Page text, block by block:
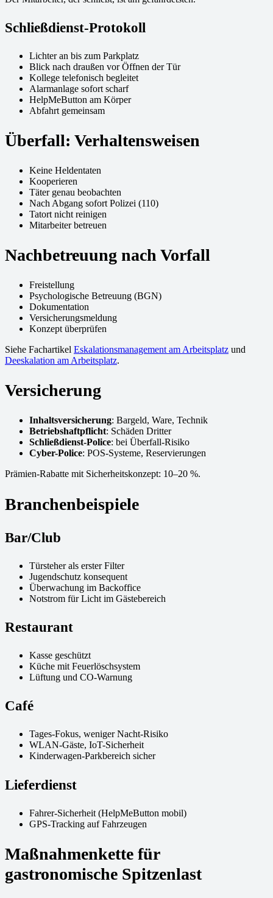
Schließdienst-Protokoll
Lichter an bis zum Parkplatz
Blick nach draußen vor Öffnen der Tür
Kollege telefonisch begleitet
Alarmanlage sofort scharf
HelpMeButton am Körper
Abfahrt gemeinsam
Überfall: Verhaltensweisen
Keine Heldentaten
Kooperieren
Täter genau beobachten
Nach Abgang sofort Polizei (110)
Tatort nicht reinigen
Mitarbeiter betreuen
Nachbetreuung nach Vorfall
Freistellung
Psychologische Betreuung (BGN)
Dokumentation
Versicherungsmeldung
Konzept überprüfen
Siehe Fachartikel Eskalationsmanagement am Arbeitsplatz und
Deeskalation am Arbeitsplatz.
Versicherung
Inhaltsversicherung: Bargeld, Ware, Technik
Betriebshaftpflicht: Schäden Dritter
Schließdienst-Police: bei Überfall-Risiko
Cyber-Police: POS-Systeme, Reservierungen
Prämien-Rabatte mit Sicherheitskonzept: 10–20 %.
Branchenbeispiele
Bar/Club
Türsteher als erster Filter
Jugendschutz konsequent
Überwachung im Backoffice
Notstrom für Licht im Gästebereich
Restaurant
Kasse geschützt
Küche mit Feuerlöschsystem
Lüftung und CO-Warnung
Café
Tages-Fokus, weniger Nacht-Risiko
WLAN-Gäste, IoT-Sicherheit
Kinderwagen-Parkbereich sicher
Lieferdienst
Fahrer-Sicherheit (HelpMeButton mobil)
GPS-Tracking auf Fahrzeugen
Maßnahmenkette für
gastronomische Spitzenlast